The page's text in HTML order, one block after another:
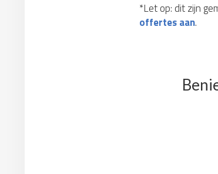
*Let op: dit zijn
offertes aan.